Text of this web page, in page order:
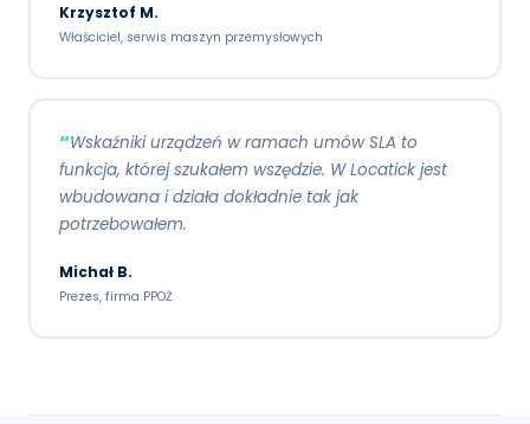
Krzysztof M.
Właściciel, serwis maszyn przemysłowych
Wskaźniki urządzeń w ramach umów SLA to
funkcja, której szukałem wszędzie. W Locatick jest
wbudowana i działa dokładnie tak jak
potrzebowałem.
Michał B.
Prezes, firma PPOŻ